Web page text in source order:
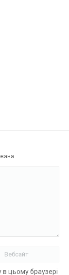
Вебсайт
в цьому браузері